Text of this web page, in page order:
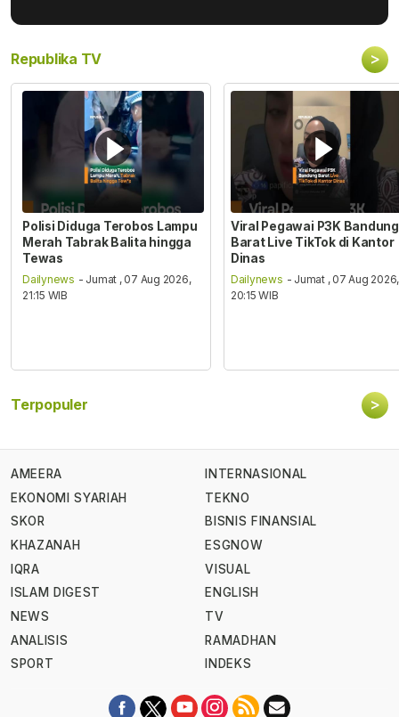
Republika TV >
Polisi Diduga Terobos Lampu
Merah Tabrak Balita hingga
Tewas
Dailynews - Jumat , 07 Aug 2026,
21:15 WIB
Viral Pegawai P3K Bandung
Barat Live TikTok di Kantor
Dinas
Dailynews - Jumat , 07 Aug 2026,
20:15 WIB
Terpopuler >
AMEERA
EKONOMI SYARIAH
SKOR
KHAZANAH
IQRA
ISLAM DIGEST
NEWS
ANALISIS
SPORT
INTERNASIONAL
TEKNO
BISNIS FINANSIAL
ESGNOW
VISUAL
ENGLISH
TV
RAMADHAN
INDEKS